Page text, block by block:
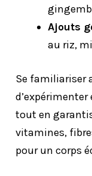
Ajouts
au riz,
Se familiariser
tout en
vitamines,
pour un corps